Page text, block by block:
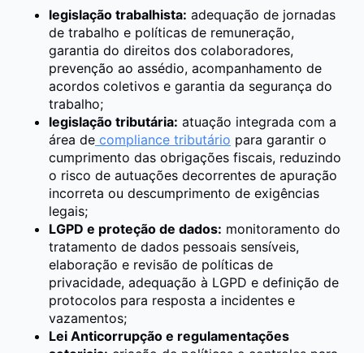
legislação trabalhista: adequação de jornadas
de trabalho e políticas de remuneração,
garantia do direitos dos colaboradores,
prevenção ao assédio, acompanhamento de
acordos coletivos e garantia da segurança do
trabalho;
legislação tributária: atuação integrada com a
área de compliance tributário para garantir o
cumprimento das obrigações fiscais, reduzindo
o risco de autuações decorrentes de apuração
incorreta ou descumprimento de exigências
legais;
LGPD e proteção de dados: monitoramento do
tratamento de dados pessoais sensíveis,
elaboração e revisão de políticas de
privacidade, adequação à LGPD e definição de
protocolos para resposta a incidentes e
vazamentos;
Lei Anticorrupção e regulamentações